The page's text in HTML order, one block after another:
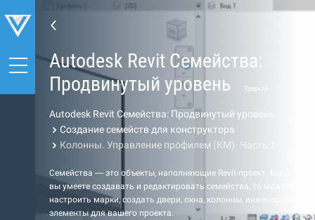
Autodesk Revit Семейства:
Продвинутый уровень
Средний
Autodesk Revit Семейства: Продвинутый уровень
Создание семейств для конструктора
Колонны. Управление профилем (КМ). Часть 1
Семейства — это объекты, наполняющие Revit-проект. Если
вы умеете создавать и редактировать семейства, то можете
настроить марки, создать двери, окна, колонны, инженерные
элементы для вашего проекта.